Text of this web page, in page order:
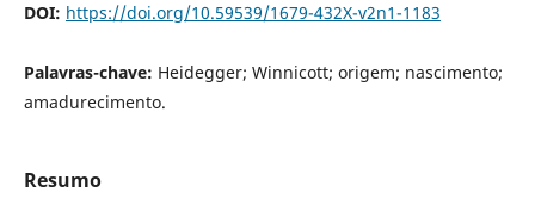
DOI: https://doi.org/10.59539/1679-432X-v2n1-1183
Palavras-chave: Heidegger; Winnicott; origem; nascimento;
amadurecimento.
Resumo